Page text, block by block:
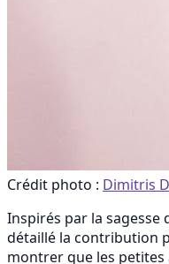
Crédit photo : Dimitris
Inspirés par la sagesse
détaillé la contribution
montrer que les